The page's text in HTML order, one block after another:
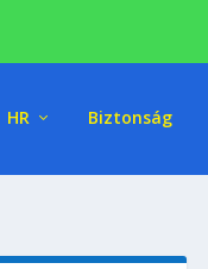
HR Biztonság